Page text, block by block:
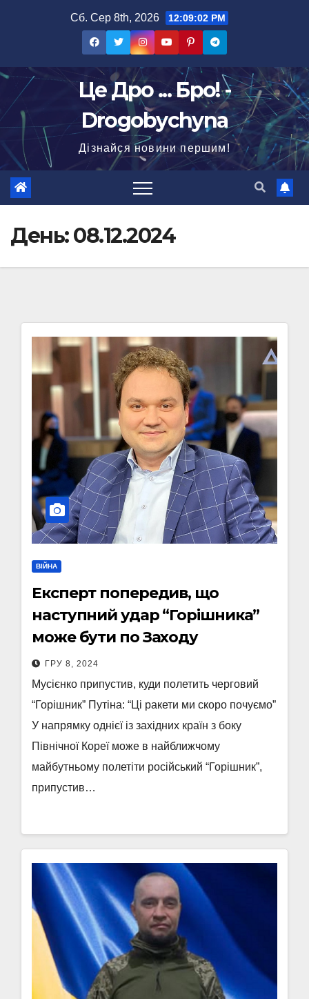
Сб. Сер 8th, 2026 12:09:03 PM
Це Дро ... Бро! -
Drogobychyna
Дізнайся новини першим!
День:08.12.2024
ВІЙНА
Експерт попередив, що
наступний удар “Горішника”
може бути по Заходу
ГРУ 8, 2024
Мусієнко припустив, куди полетить черговий
“Горішник” Путіна: “Ці ракети ми скоро почуємо”
У напрямку однієї із західних країн з боку
Північної Кореї може в найближчому
майбутньому полетіти російський “Горішник”,
припустив…